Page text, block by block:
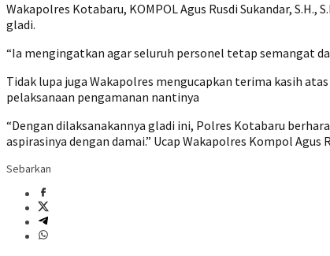
Wakapolres Kotabaru, KOMPOL Agus Rusdi Sukandar,
gladi.
“Ia mengingatkan agar seluruh personel tetap semangat
Tidak lupa juga Wakapolres mengucapkan terima kasih
pelaksanaan pengamanan nantinya
“Dengan dilaksanakannya gladi ini, Polres Kotabaru
aspirasinya dengan damai.” Ucap Wakapolres Kompol Agus
Sebarkan